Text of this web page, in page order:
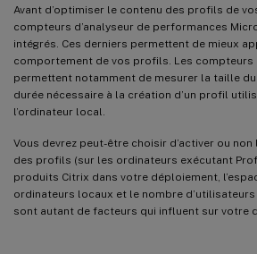
Avant d’optimiser le contenu des profils de
compteurs d’analyseur de performances
intégrés. Ces derniers permettent de mieux
comportement de vos profils. Les compteurs
permettent notamment de mesurer la taille
durée nécessaire à la création d’un profil
l’ordinateur local.
Vous devrez peut-être choisir d’activer ou
des profils (sur les ordinateurs exécutant
produits Citrix dans votre déploiement,
ordinateurs locaux et le nombre
sont autant de facteurs qui influent sur votre